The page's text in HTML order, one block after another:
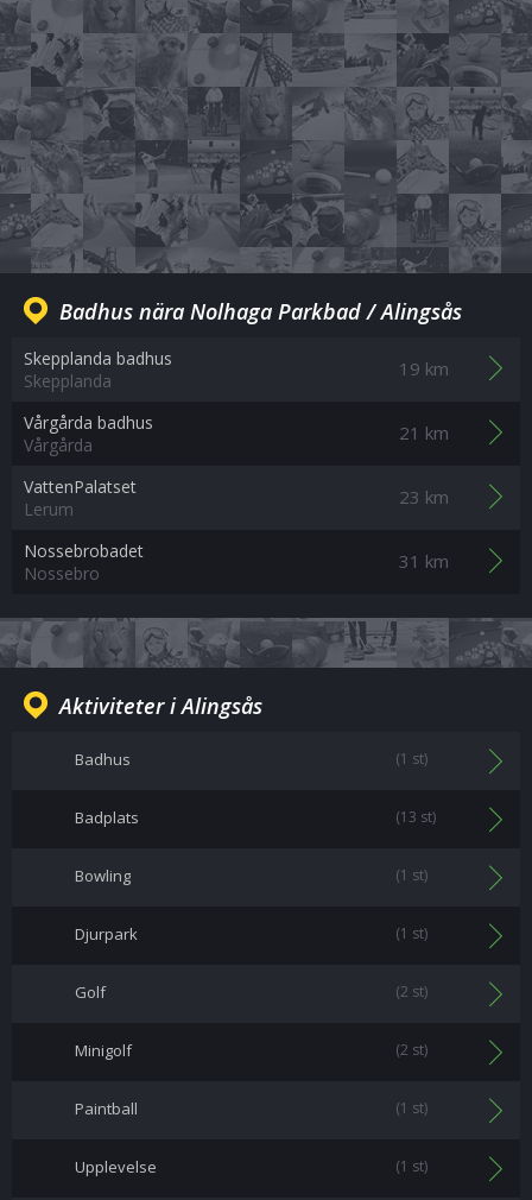
Badhus nära Nolhaga Parkbad / Alingsås
Skepplanda badhus
Skepplanda
19 km
Vårgårda badhus
Vårgårda
21 km
VattenPalatset
Lerum
23 km
Nossebrobadet
Nossebro
31 km
Aktiviteter i Alingsås
Badhus (1 st)
Badplats (13 st)
Bowling (1 st)
Djurpark (1 st)
Golf (2 st)
Minigolf (2 st)
Paintball (1 st)
Upplevelse (1 st)